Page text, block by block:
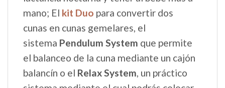
mano; El kit Duo para convertir dos
cunas en cunas gemelares, el
sistema Pendulum System que permite
el balanceo de la cuna mediante un cajón
balancín o el Relax System, un práctico